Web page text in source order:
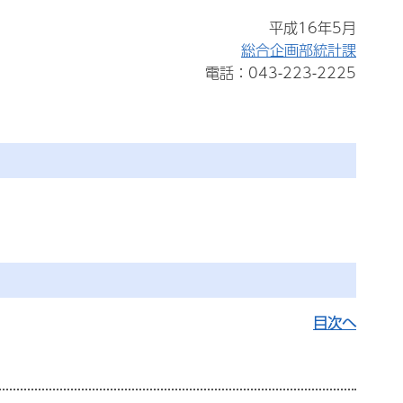
平成16年5月
総合企画部統計課
電話：043-223-2225
目次へ